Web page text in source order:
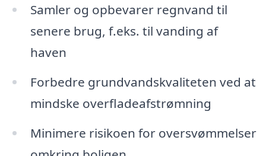
Samler og opbevarer regnvand til
senere brug, f.eks. til vanding af
haven
Forbedre grundvandskvaliteten ved at
mindske overfladeafstrømning
Minimere risikoen for oversvømmelser